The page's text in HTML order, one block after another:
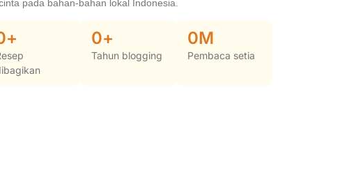
pada bahan-bahan lokal Indonesia.
+
Tahun blogging
0+
Pembaca setia
0M